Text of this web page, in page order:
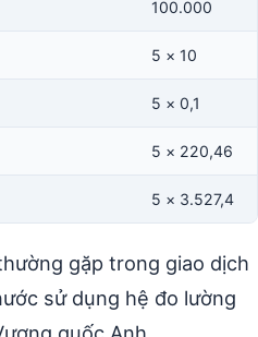
100.000
5 × 10
5 × 0,1
5 × 220,46
5 × 3.527,4
gặp trong giao dịch
sử dụng hệ đo lường